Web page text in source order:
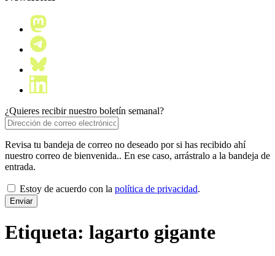
¿Quieres recibir nuestro boletín semanal?
Revisa tu bandeja de correo no deseado por si has recibido ahí
nuestro correo de bienvenida.. En ese caso, arrástralo a la bandeja de
entrada.
Estoy de acuerdo con la política de privacidad.
Etiqueta: lagarto gigante